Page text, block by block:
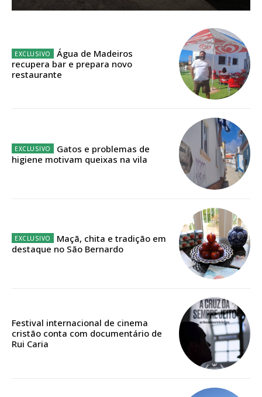
Escolha o plano de assinatura desejado:
32€
Edição em papel entregue à Quinta-feira em sua
casa
Acesso ao conteúdo online
Acesso aos conteúdos Exclusivos para
Escolha o plano
Água de Madeiros
recupera bar e prepara novo
restaurante
Gatos e problemas de
higiene motivam queixas na vila
Maçã, chita e tradição em
destaque no São Bernardo
Festival internacional de cinema
cristão conta com documentário de
Rui Caria